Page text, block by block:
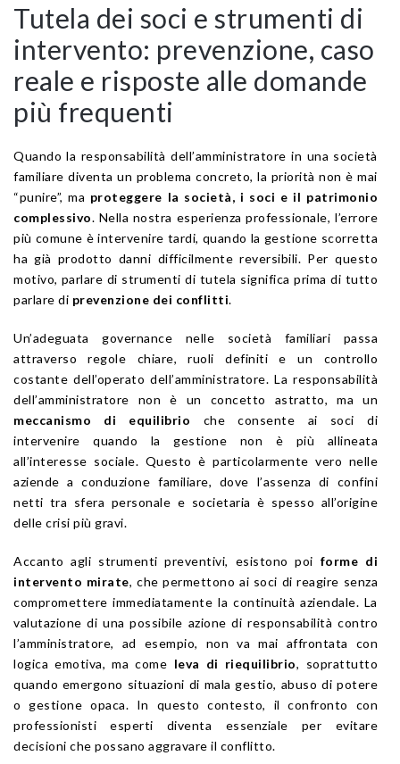
Tutela dei soci e strumenti di
intervento: prevenzione, caso
reale e risposte alle domande
più frequenti
Quando la responsabilità dell’amministratore in una società
familiare diventa un problema concreto, la priorità non è mai
“punire”, ma proteggere la società, i soci e il patrimonio
complessivo. Nella nostra esperienza professionale, l’errore
più comune è intervenire tardi, quando la gestione scorretta
ha già prodotto danni difficilmente reversibili. Per questo
motivo, parlare di strumenti di tutela significa prima di tutto
parlare di prevenzione dei conflitti.
Un’adeguata governance nelle società familiari passa
attraverso regole chiare, ruoli definiti e un controllo
costante dell’operato dell’amministratore. La responsabilità
dell’amministratore non è un concetto astratto, ma un
meccanismo di equilibrio che consente ai soci di
intervenire quando la gestione non è più allineata
all’interesse sociale. Questo è particolarmente vero nelle
aziende a conduzione familiare, dove l’assenza di confini
netti tra sfera personale e societaria è spesso all’origine
delle crisi più gravi.
Accanto agli strumenti preventivi, esistono poi forme di
intervento mirate, che permettono ai soci di reagire senza
compromettere immediatamente la continuità aziendale. La
valutazione di una possibile azione di responsabilità contro
l’amministratore, ad esempio, non va mai affrontata con
logica emotiva, ma come leva di riequilibrio, soprattutto
quando emergono situazioni di mala gestio, abuso di potere
o gestione opaca. In questo contesto, il confronto con
professionisti esperti diventa essenziale per evitare
decisioni che possano aggravare il conflitto.